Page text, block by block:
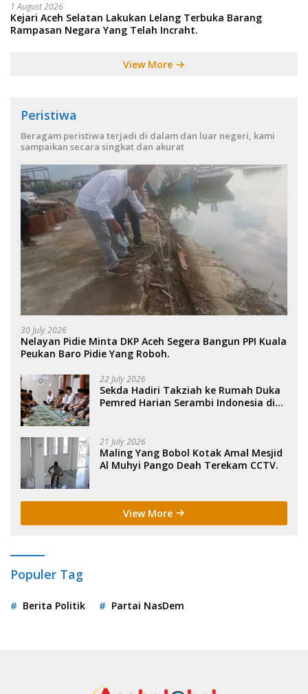
1 August 2026
Kejari Aceh Selatan Lakukan Lelang Terbuka Barang
Rampasan Negara Yang Telah Incraht.
View More
Peristiwa
Beragam peristiwa terjadi di dalam dan luar negeri, kami
sampaikan secara singkat dan akurat
30 July 2026
Nelayan Pidie Minta DKP Aceh Segera Bangun PPI Kuala
Peukan Baro Pidie Yang Roboh.
22 July 2026
Sekda Hadiri Takziah ke Rumah Duka
Pemred Harian Serambi Indonesia di
21 July 2026
Maling Yang Bobol Kotak Amal Mesjid
Al Muhyi Pango Deah Terekam CCTV.
View More
Populer Tag
Berita Politik Partai NasDem